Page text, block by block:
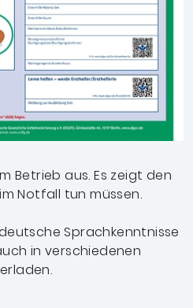
Betrieb aus. Es zeigt den
Notfall tun müssen.
Sprachkenntnisse
in verschiedenen